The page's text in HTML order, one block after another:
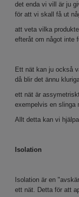
det enda vi vill är ju
för att vi skall få ut
att veta vilka
efteråt om något inte
Ett nät kan ju också
då blir det ännu
ett nät är
exempelvis en slinga
Allt detta kan vi
Isolation
Isolation är en
ett nät. Detta för att